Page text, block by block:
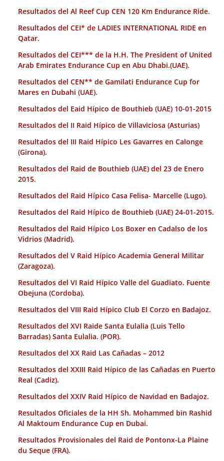
Resultados del Al Reef Cup CEN 120 Km Endurance Ride.
Resultados del CEI* de LADIES INTERNATIONAL RIDE en
Qatar.
Resultados del CEI*** de la H.H. The President of United
Arab Emirates Endurance Cup en Abu Dhabi.(UAE).
Resultados del CEN** de Gamilati Endurance Cup for
Mares en Dubahi (UAE).
Resultados del Eaid Hípico de Bouthieb (UAE) 10-01-2015
Resultados del II Raid Hípico de Villaviciosa (Asturias)
Resultados del III Raid Hípico Les Gavarres en Calonge
(Girona).
Resultados del Raid de Bouthieb (UAE) del 23 de Enero
2015.
Resultados del Raid Hípico Casa Felisa- Marcelle (Lugo).
Resultados del Raid Hípico de Bouthieb (UAE) 24-01-2015.
Resultados del Raid Hípico Los Boxer en Cadalso de los
Vidrios (Madrid).
Resultados del V Raid Hípico Academia General Militar
(Zaragoza).
Resultados del VI Raid Hípico Valle del Guadiato. Fuente
Obejuna (Cordoba).
Resultados del VIII Raid Hípico Club El Corzo en Badajoz.
Resultados del XVI Raide Santa Eulalia (Luis Tello
Barradas) Santa Eulalia. (POR).
Resultados del XX Raid Las Cañadas – 2012
Resultados del XXIII Raid Hípico de las Cañadas en Puerto
Real (Cadiz).
Resultados del XXIV Raid Hípico de Navidad en Badajoz.
Resultados Oficiales de la HH Sh. Mohammed bin Rashid
Al Maktoum Endurance Cup en Dubai.
Resultados Provisionales del Raid de Pontonx-La Plaine
du Seque (FRA).